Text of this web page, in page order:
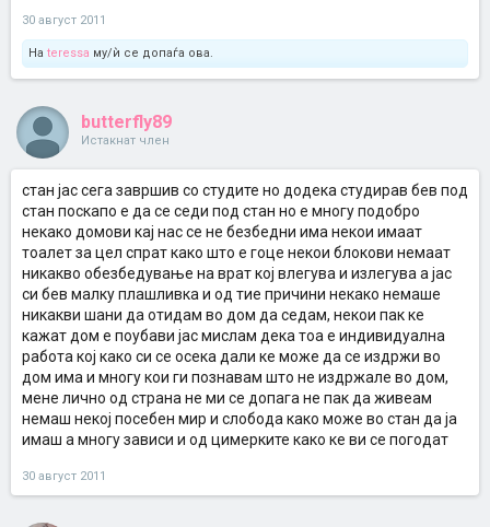
30 август 2011
На teressa му/ѝ се допаѓа ова.
butterfly89
Истакнат член
стан јас сега завршив со студите но додека студирав бев под
стан поскапо е да се седи под стан но е многу подобро
некако домови кај нас се не безбедни има некои имаат
тоалет за цел спрат како што е гоце некои блокови немаат
никакво обезбедување на врат кој влегува и излегува а јас
си бев малку плашливка и од тие причини некако немаше
никакви шани да отидам во дом да седам, некои пак ке
кажат дом е поубави јас мислам дека тоа е индивидуална
работа кој како си се осека дали ке може да се издржи во
дом има и многу кои ги познавам што не издржале во дом,
мене лично од страна не ми се допага не пак да живеам
немаш некој посебен мир и слобода како може во стан да ја
имаш а многу зависи и од цимерките како ке ви се погодат
30 август 2011